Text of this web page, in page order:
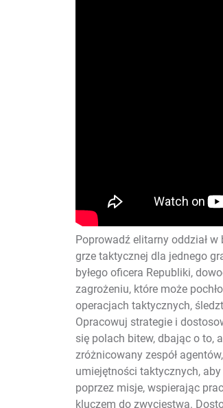
Poprowadź elitarny oddział
grze taktycznej dla jednego
byłego oficera Republiki,
zagrożeniu, które może
operacjach taktycznych,
Opracowuj strategie i
się polach bitew, dbając o to,
zróżnicowany zespół
umiejętności taktycznych,
poprzez misje, wspierając
kluczem do zwycięstwa.